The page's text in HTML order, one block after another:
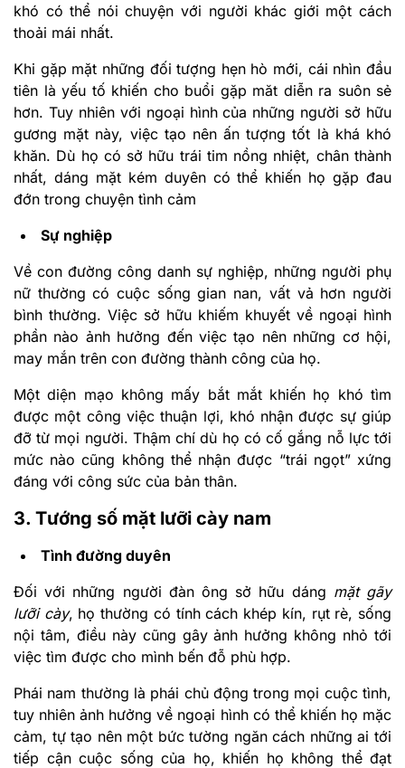
khó có thể nói chuyện với người khác giới một cách
thoải mái nhất.
Khi gặp mặt những đối tượng hẹn hò mới, cái nhìn đầu
tiên là yếu tố khiến cho buổi gặp măt diễn ra suôn sẻ
hơn. Tuy nhiên với ngoại hình của những người sở hữu
gương mặt này, việc tạo nên ấn tượng tốt là khá khó
khăn. Dù họ có sở hữu trái tim nồng nhiệt, chân thành
nhất, dáng mặt kém duyên có thể khiến họ gặp đau
đớn trong chuyện tình cảm
Sự nghiệp
Về con đường công danh sự nghiệp, những người phụ
nữ thường có cuộc sống gian nan, vất vả hơn người
bình thường. Việc sở hữu khiếm khuyết về ngoại hình
phần nào ảnh hưởng đến việc tạo nên những cơ hội,
may mắn trên con đường thành công của họ.
Một diện mạo không mấy bắt mắt khiến họ khó tìm
được một công việc thuận lợi, khó nhận được sự giúp
đỡ từ mọi người. Thậm chí dù họ có cố gắng nỗ lực tới
mức nào cũng không thể nhận được “trái ngọt” xứng
đáng với công sức của bản thân.
3. Tướng số mặt lưỡi cày nam
Tình đường duyên
Đối với những người đàn ông sở hữu dáng mặt gãy
lưỡi cày, họ thường có tính cách khép kín, rụt rè, sống
nội tâm, điều này cũng gây ảnh hưởng không nhỏ tới
việc tìm được cho mình bến đỗ phù hợp.
Phái nam thường là phái chủ động trong mọi cuộc tình,
tuy nhiên ảnh hưởng về ngoại hình có thể khiến họ mặc
cảm, tự tạo nên một bức tường ngăn cách những ai tới
tiếp cận cuộc sống của họ, khiến họ không thể đạt